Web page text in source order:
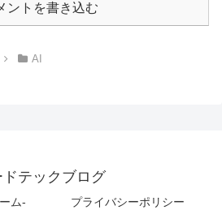
ントを書き込む
AI
ドテックブログ
ム-
プライバシーポリシー